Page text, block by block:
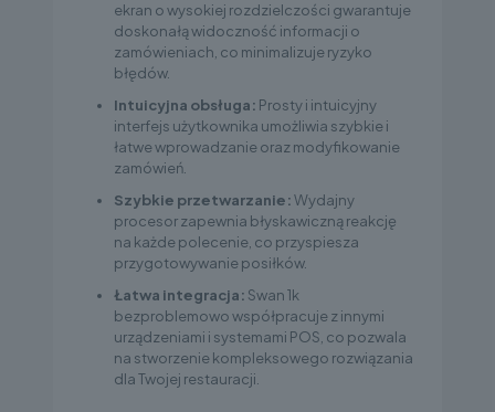
ekran o wysokiej rozdzielczości gwarantuje
doskonałą widoczność informacji o
zamówieniach, co minimalizuje ryzyko
błędów.
Intuicyjna obsługa: Prosty i intuicyjny
interfejs użytkownika umożliwia szybkie i
łatwe wprowadzanie oraz modyfikowanie
zamówień.
Szybkie przetwarzanie:Wydajny
procesor zapewnia błyskawiczną reakcję
na każde polecenie, co przyspiesza
przygotowywanie posiłków.
Łatwa integracja: Swan 1k
bezproblemowo współpracuje z innymi
urządzeniami i systemami POS, co pozwala
na stworzenie kompleksowego rozwiązania
dla Twojej restauracji.